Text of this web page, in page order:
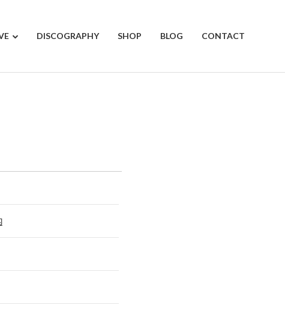
DISCOGRAPHY SHOP BLOG CONTACT